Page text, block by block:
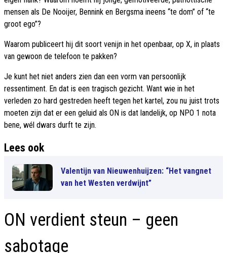
mensen als De Nooijer, Bennink en Bergsma ineens “te dom” of “te
groot ego”?
Waarom publiceert hij dit soort venijn in het openbaar, op X, in plaats
van gewoon de telefoon te pakken?
Je kunt het niet anders zien dan een vorm van persoonlijk
ressentiment. En dat is een tragisch gezicht. Want wie in het
verleden zo hard gestreden heeft tegen het kartel, zou nu juist trots
moeten zijn dat er een geluid als ON is dat landelijk, op NPO 1 nota
bene, wél dwars durft te zijn.
Lees ook
Valentijn van Nieuwenhuijzen: “Het vangnet
van het Westen verdwijnt”
ON verdient steun – geen
sabotage